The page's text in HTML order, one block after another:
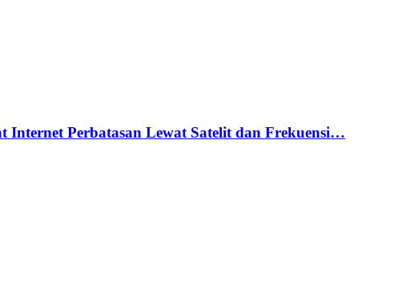
Internet Perbatasan Lewat Satelit dan Frekuensi…